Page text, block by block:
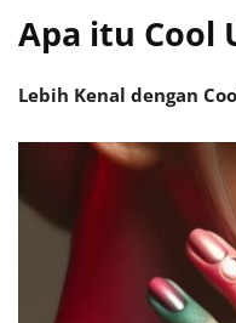
Apa itu Cool
Lebih Kenal dengan